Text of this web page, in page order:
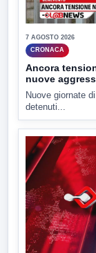
7 AGOSTO 2026
CRONACA
Ancora
nuove
Nuove giornate
detenuti...